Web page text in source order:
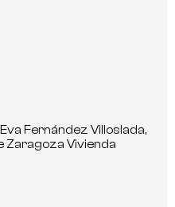
Fernández Villoslada,
Zaragoza Vivienda